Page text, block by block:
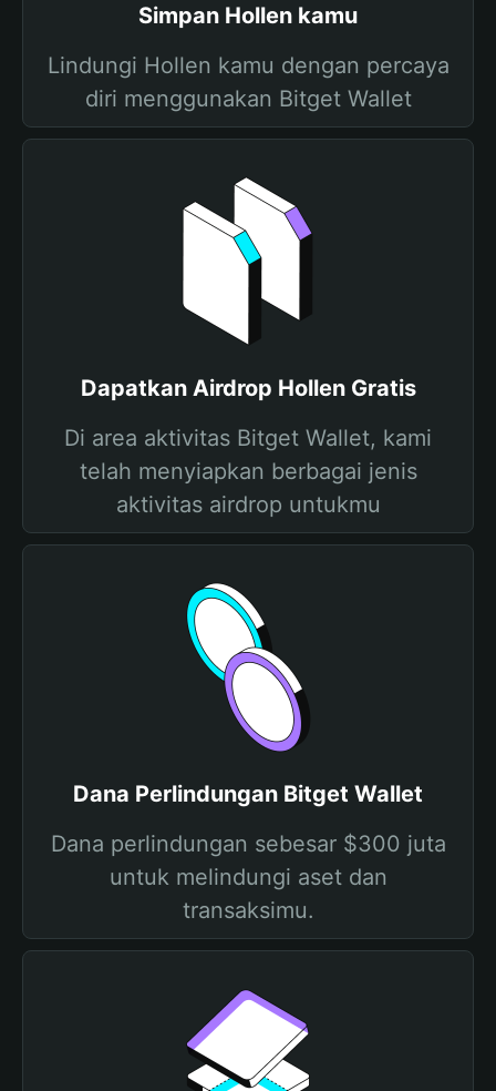
Simpan Hollen kamu
Lindungi Hollen kamu dengan percaya
diri menggunakan Bitget Wallet
Dapatkan Airdrop Hollen Gratis
Di area aktivitas Bitget Wallet, kami
telah menyiapkan berbagai jenis
aktivitas airdrop untukmu
Dana Perlindungan Bitget Wallet
Dana perlindungan sebesar $300 juta
untuk melindungi aset dan
transaksimu.